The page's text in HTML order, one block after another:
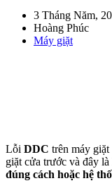
3 Tháng Năm,
Hoàng Phúc
Máy giặt
Lỗi DDC trên máy
giặt cửa trước và đây
đúng cách hoặc hệ